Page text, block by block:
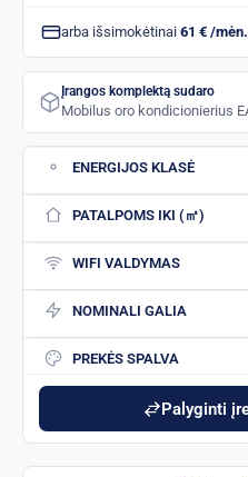
arba išsimokėtinai 61 € /mėn.
Įrangos komplektą sudaro
Mobilus oro kondicionierius
ENERGIJOS KLASĖ
PATALPOMS IKI (㎡)
WIFI VALDYMAS
NOMINALI GALIA
PREKĖS SPALVA
Palyginti